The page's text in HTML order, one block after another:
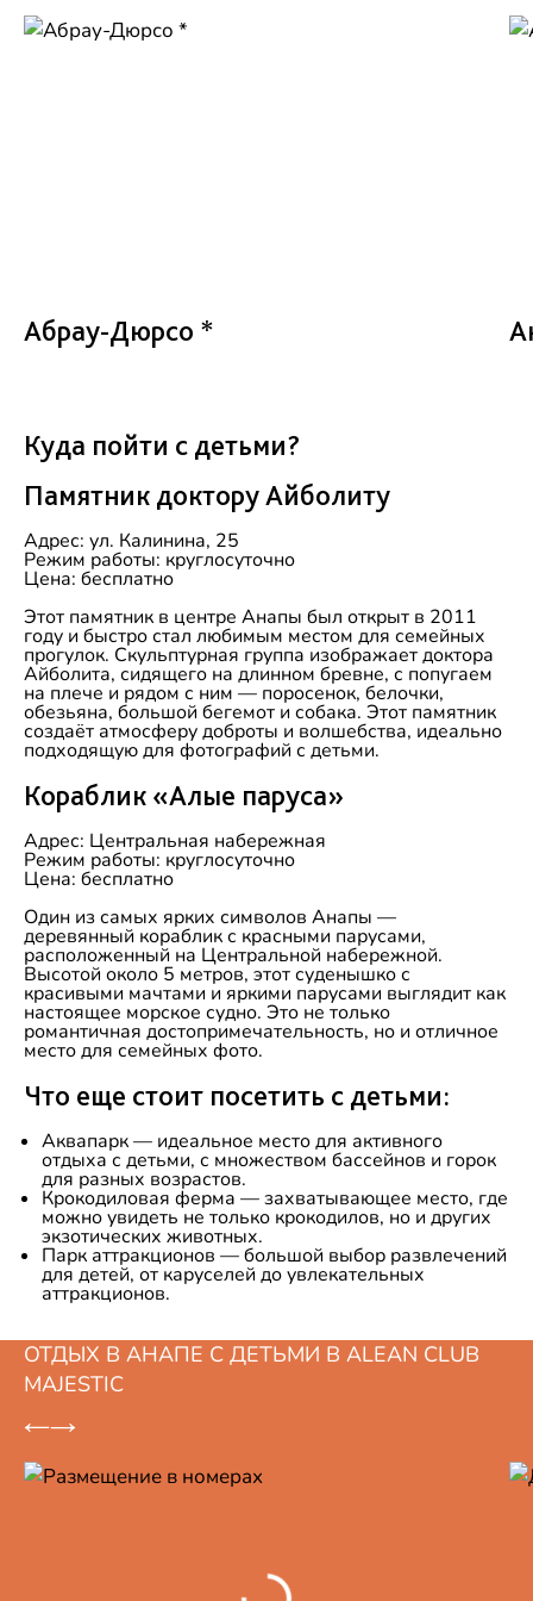
Абрау-Дюрсо *
Куда пойти с детьми?
Памятник доктору Айболиту
Адрес: ул. Калинина, 25
Режим работы: круглосуточно
Цена: бесплатно
Этот памятник в центре Анапы был открыт в 2011
году и быстро стал любимым местом для семейных
прогулок. Скульптурная группа изображает доктора
Айболита, сидящего на длинном бревне, с попугаем
на плече и рядом с ним — поросенок, белочки,
обезьяна, большой бегемот и собака. Этот памятник
создаёт атмосферу доброты и волшебства, идеально
подходящую для фотографий с детьми.
Кораблик «Алые паруса»
Адрес: Центральная набережная
Режим работы: круглосуточно
Цена: бесплатно
Один из самых ярких символов Анапы —
деревянный кораблик с красными парусами,
расположенный на Центральной набережной.
Высотой около 5 метров, этот суденышко с
красивыми мачтами и яркими парусами выглядит как
настоящее морское судно. Это не только
романтичная достопримечательность, но и отличное
место для семейных фото.
Что еще стоит посетить с детьми:
Аквапарк — идеальное место для активного
отдыха с детьми, с множеством бассейнов и горок
для разных возрастов.
Крокодиловая ферма — захватывающее место, где
можно увидеть не только крокодилов, но и других
экзотических животных.
Парк аттракционов — большой выбор развлечений
для детей, от каруселей до увлекательных
аттракционов.
ОТДЫХ В АНАПЕ С ДЕТЬМИ В ALEAN CLUB
MAJESTIC